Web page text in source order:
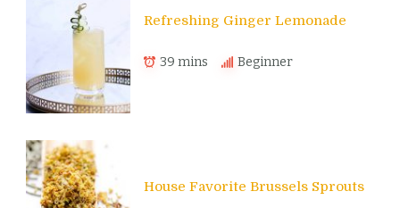
Refreshing Ginger Lemonade
39 mins Beginner
House Favorite Brussels Sprouts